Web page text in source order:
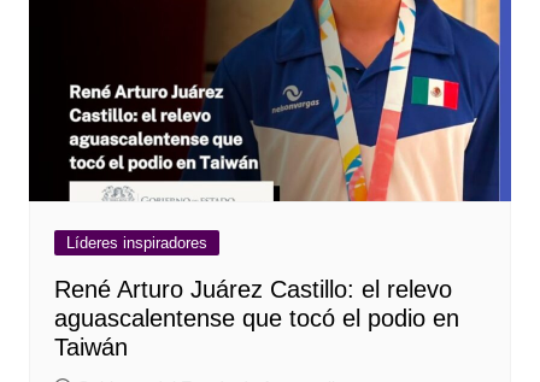
Líderes inspiradores
René Arturo Juárez Castillo: el relevo
aguascalentense que tocó el podio en
Taiwán